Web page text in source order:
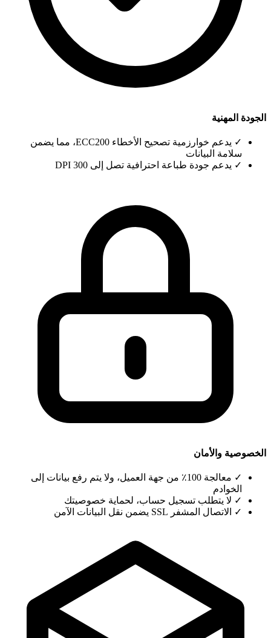
الجودة المهنية
✓
يدعم خوارزمية تصحيح الأخطاء ECC200، مما يضمن
سلامة البيانات
✓ يدعم جودة طباعة احترافية تصل إلى 300 DPI
الخصوصية والأمان
✓
معالجة 100٪ من جهة العميل، ولا يتم رفع بيانات إلى
الخوادم
✓ لا يتطلب تسجيل حساب، لحماية خصوصيتك
✓
الاتصال المشفر SSL يضمن نقل البيانات الآمن